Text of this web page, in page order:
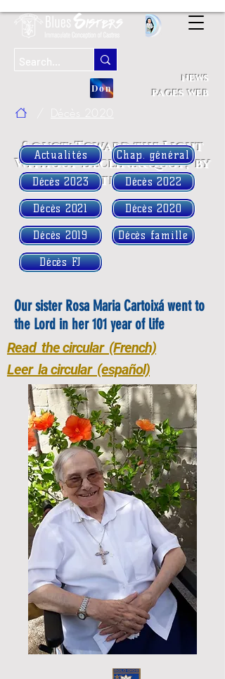
Don
news
pages web
Décès 2020
&quot;Toward the Light
Without Decline&quot; by
our Sisters - 2020
Actualités
Décès 2023
Décès 2021
Décès 2019
Décès FJ
Chap. général
Décès 2022
Décès 2020
Décès famille
Our sister Rosa Maria Cartoixá went to
the Lord in her 101 year of life
Read the circular (French)
Leer la circular (español)